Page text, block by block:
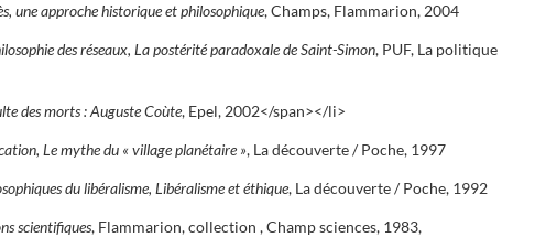
une approche historique et philosophique, Champs, Flammarion, 2004
des réseaux, La postérité paradoxale de Saint-Simon, PUF, La politique
des morts : Auguste Coùte, Epel, 2002</span></li>
Le mythe du « village planétaire », La découverte / Poche, 1997
du libéralisme, Libéralisme et éthique, La découverte / Poche, 1992
scientifiques, Flammarion, collection , Champ sciences, 1983,